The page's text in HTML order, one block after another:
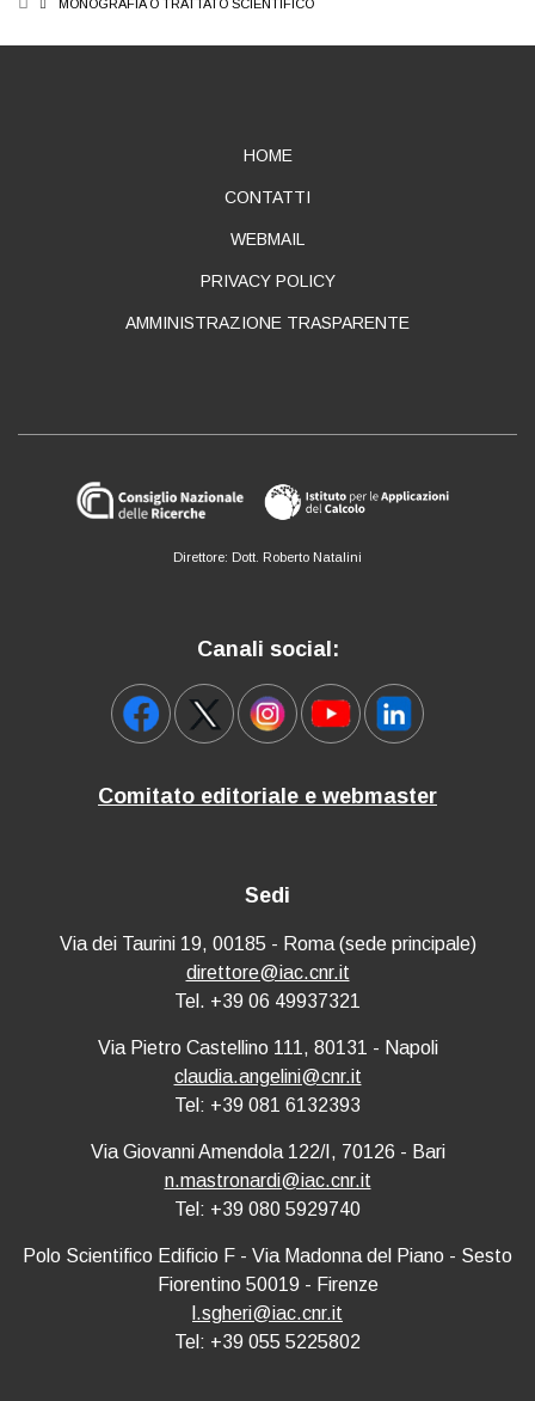
BREADCRUMB
MONOGRAFIA O TRATTATO SCIENTIFICO
HOME
CONTATTI
WEBMAIL
PRIVACY POLICY
AMMINISTRAZIONE TRASPARENTE
Direttore: Dott. Roberto Natalini
Canali social:
Comitato editoriale e webmaster
Sedi
Via dei Taurini 19, 00185 - Roma (sede principale)
direttore@iac.cnr.it
Tel. +39 06 49937321
Via Pietro Castellino 111, 80131 - Napoli
claudia.angelini@cnr.it
Tel: +39 081 6132393
Via Giovanni Amendola 122/I, 70126 - Bari
n.mastronardi@iac.cnr.it
Tel: +39 080 5929740
Polo Scientifico Edificio F - Via Madonna del Piano - Sesto
Fiorentino 50019 - Firenze
l.sgheri@iac.cnr.it
Tel: +39 055 5225802